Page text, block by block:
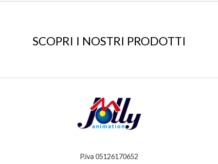
SCOPRI I NOSTRI PRODOTTI
P.iva 05126170652